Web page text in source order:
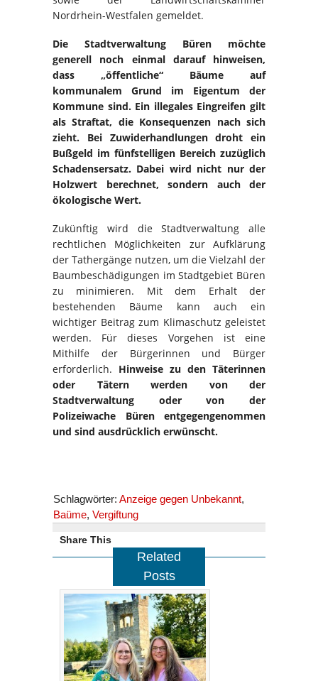
Nordrhein-Westfalen gemeldet.
Die Stadtverwaltung Büren möchte
generell noch einmal darauf hinweisen,
dass „öffentliche“ Bäume auf
kommunalem Grund im Eigentum der
Kommune sind. Ein illegales Eingreifen gilt
als Straftat, die Konsequenzen nach sich
zieht. Bei Zuwiderhandlungen droht ein
Bußgeld im fünfstelligen Bereich zuzüglich
Schadensersatz. Dabei wird nicht nur der
Holzwert berechnet, sondern auch der
ökologische Wert.
Zukünftig wird die Stadtverwaltung alle
rechtlichen Möglichkeiten zur Aufklärung
der Tathergänge nutzen, um die Vielzahl der
Baumbeschädigungen im Stadtgebiet Büren
zu minimieren. Mit dem Erhalt der
bestehenden Bäume kann auch ein
wichtiger Beitrag zum Klimaschutz geleistet
werden. Für dieses Vorgehen ist eine
Mithilfe der Bürgerinnen und Bürger
erforderlich. Hinweise zu den Täterinnen
oder Tätern werden von der
Stadtverwaltung oder von der
Polizeiwache Büren entgegengenommen
und sind ausdrücklich erwünscht.
Schlagwörter: Anzeige gegen Unbekannt,
Baüme, Vergiftung
Share This
Related
Posts